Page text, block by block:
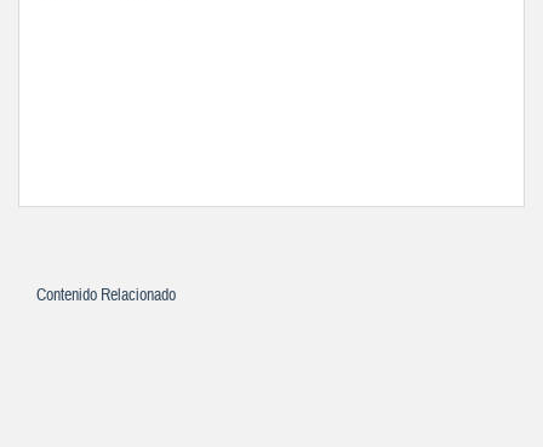
Contenido Relacionado